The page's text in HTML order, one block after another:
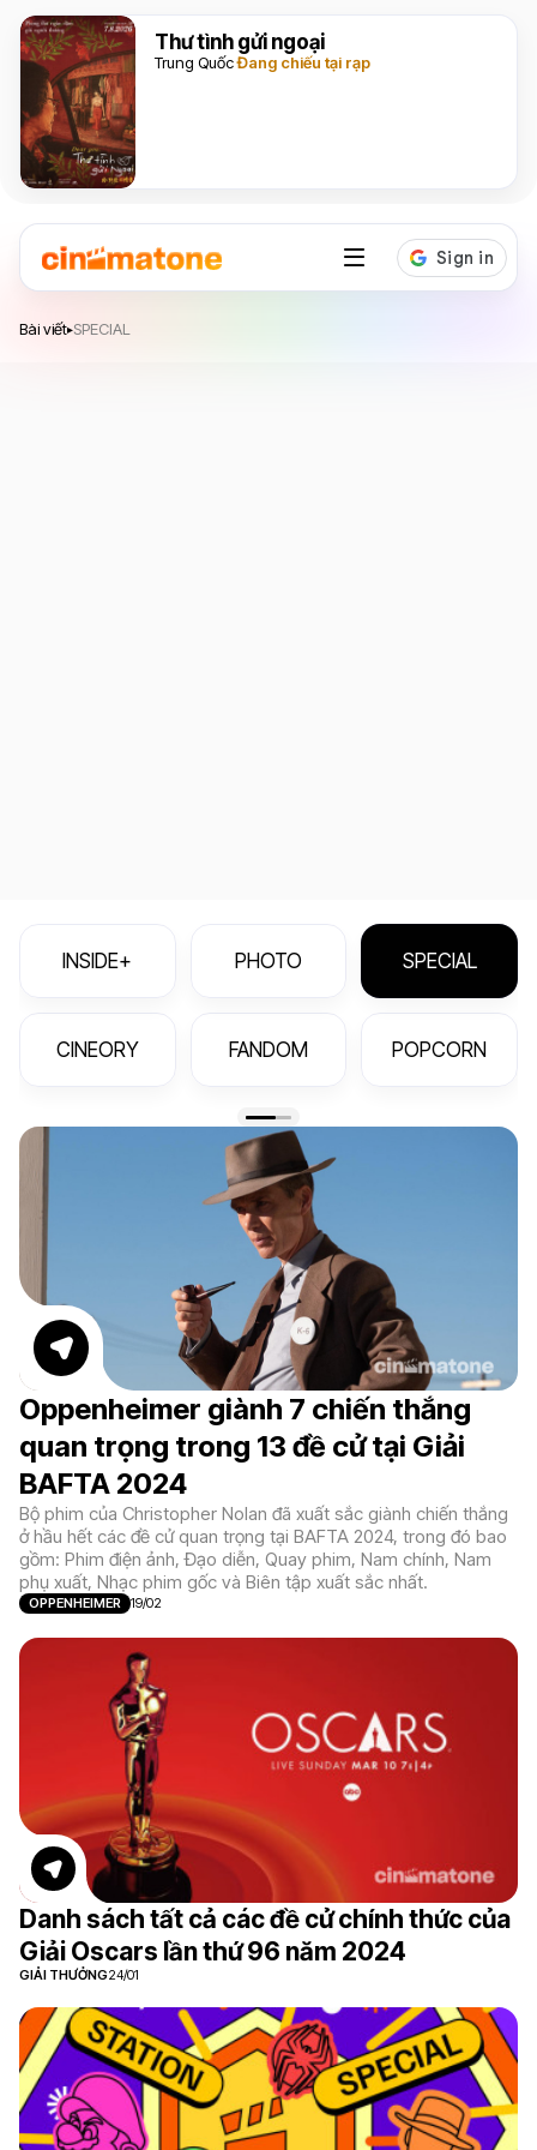
Thư tình gửi ngoại
Trung QuốcĐang chiếu tại rạp
Bài viết▸SPECIAL
INSIDE+ PHOTO SPECIAL
CINEORY FANDOM POPCORN
Oppenheimer giành 7 chiến thắng
quan trọng trong 13 đề cử tại Giải
BAFTA 2024
Bộ phim của Christopher Nolan đã xuất sắc giành chiến thắng
ở hầu hết các đề cử quan trọng tại BAFTA 2024, trong đó bao
gồm: Phim điện ảnh, Đạo diễn, Quay phim, Nam chính, Nam
phụ xuất, Nhạc phim gốc và Biên tập xuất sắc nhất.
OPPENHEIMER 19/02
Danh sách tất cả các đề cử chính thức của
Giải Oscars lần thứ 96 năm 2024
GIẢI THƯỞNG24/01